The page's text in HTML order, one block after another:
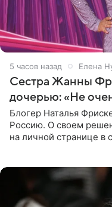
5 часов назад Елена
Сестра Жанны
дочерью: «Не
Блогер Наталья
Россию. О своем
на личной странице в